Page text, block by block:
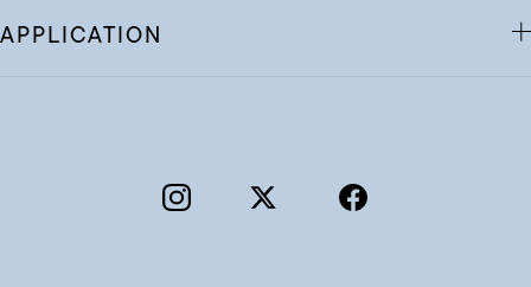
APPLICATION